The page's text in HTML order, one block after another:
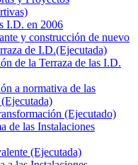
I.D. en 2006
y construcción de nuevo
de I.D.(Ejecutada)
de la Terraza de las I.D.
a normativa de las
(Ejecutado)
de las Instalaciones
(Ejecutada)